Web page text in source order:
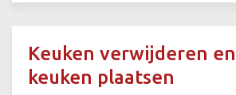
Keuken verwijderen
keuken plaatsen